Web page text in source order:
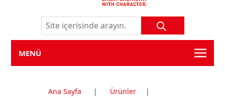
MENÜ
Ana Sayfa | Ürünler
|